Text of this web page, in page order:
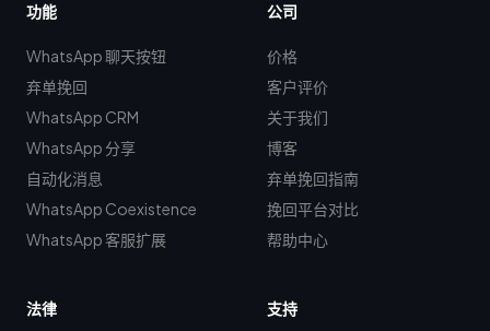
功能
WhatsApp 聊天按钮
弃单挽回
WhatsApp CRM
WhatsApp 分享
自动化消息
WhatsApp Coexistence
WhatsApp 客服扩展
公司
价格
客户评价
关于我们
博客
弃单挽回指南
挽回平台对比
帮助中心
法律 支持